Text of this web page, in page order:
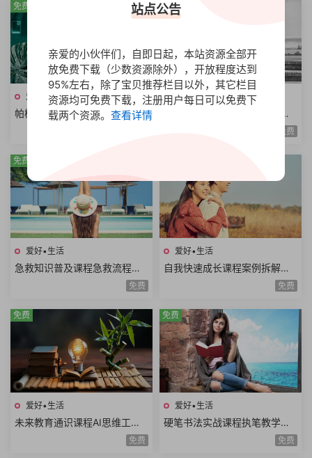
爱好•生活
帕梅拉健身课程全集热身运动
免费
爱好•生活
尊巴热舞减脂课程全身燃脂美
胸塑型缩腰平腹提臀塑腿Zumb
免费
免费
爱好•生活
急救知识普及课程急救流程心
肺复苏哮喘发作止血包扎急性
免费
免费
爱好•生活
自我快速成长课程案例拆解职
场学习生活场景高效成长方法
免费
爱好•生活
未来教育通识课程AI思维工程
思维系统思维美学思维熵增思
维哲学思维概率思维51课时
免费
免费
爱好•生活
硬笔书法实战课程执笔教学基
本笔画偏旁部首间架结构例字
免费
免费
站点公告
亲爱的小伙伴们，自即日起，本站资源全部开
放免费下载（少数资源除外），开放程度达到
95%左右，除了宝贝推荐栏目以外，其它栏目
资源均可免费下载，注册用户每日可以免费下
载两个资源。 查看详情